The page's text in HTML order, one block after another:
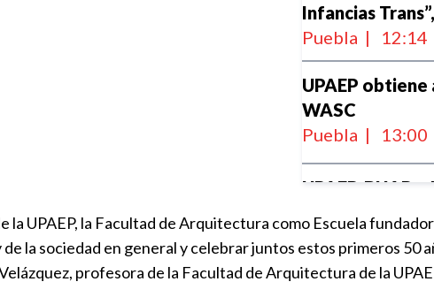
Infancias
Puebla | 12:14
UPAEP
WASC
Puebla | 13:00
UPAEP, BUAP e
Cátedra
Puebla
11:48
Secretaría de
la UPAEP, la Facultad de Arquitectura como Escuela
la sociedad en general y celebrar juntos estos primeros 50
profesora de la Facultad de Arquitectura de la